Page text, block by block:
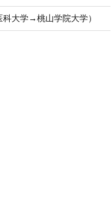
大学→桃山学院大学）